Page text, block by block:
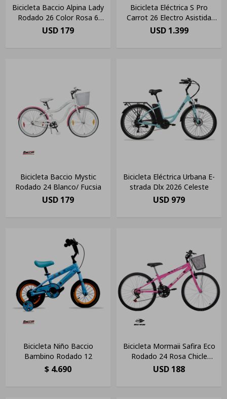
Bicicleta Baccio Alpina Lady
Rodado 26 Color Rosa 6
Velocidades
USD 179
Bicicleta Eléctrica S Pro
Carrot 26 Electro Asistida
0km Azul
USD 1.399
Bicicleta Baccio Mystic
Rodado 24 Blanco/ Fucsia
USD 179
Bicicleta Eléctrica Urbana E-
strada Dlx 2026 Celeste
USD 979
Bicicleta Niño Baccio
Bambino Rodado 12
$ 4.690
Bicicleta Mormaii Safira Eco
Rodado 24 Rosa Chicle
(pausada)
USD 188